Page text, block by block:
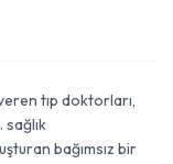
tıp doktorları,
bağımsız bir